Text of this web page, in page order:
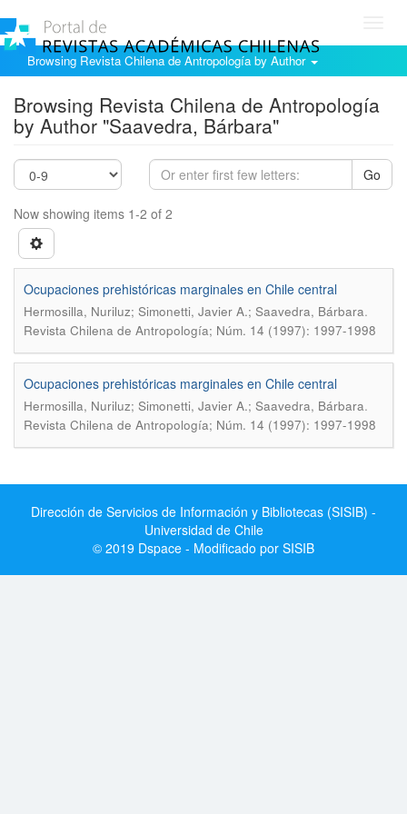
Browsing Revista Chilena de Antropología by Author
Browsing Revista Chilena de Antropología
by Author "Saavedra, Bárbara"
Go
Now showing items 1-2 of 2
Ocupaciones prehistóricas marginales en Chile central
Hermosilla, Nuriluz; Simonetti, Javier A.; Saavedra, Bárbara.
Revista Chilena de Antropología; Núm. 14 (1997): 1997-1998
Ocupaciones prehistóricas marginales en Chile central
Hermosilla, Nuriluz; Simonetti, Javier A.; Saavedra, Bárbara.
Revista Chilena de Antropología; Núm. 14 (1997): 1997-1998
Dirección de Servicios de Información y Bibliotecas (SISIB) -
Universidad de Chile
© 2019 Dspace - Modificado por SISIB